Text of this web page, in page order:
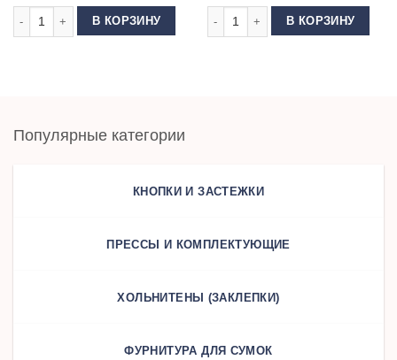
Количество товара Иглы двойные Schmetz Twin Universal 4.0/90
В КОРЗИНУ
Количество товара Иглы Schmetz
В КОРЗИНУ
Популярные категории
КНОПКИ И ЗАСТЕЖКИ
ПРЕССЫ И КОМПЛЕКТУЮЩИЕ
ХОЛЬНИТЕНЫ (ЗАКЛЕПКИ)
ФУРНИТУРА ДЛЯ СУМОК